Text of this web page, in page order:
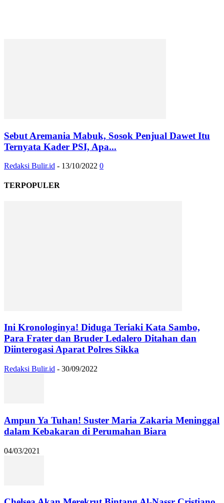
Sebut Aremania Mabuk, Sosok Penjual Dawet Itu
Ternyata Kader PSI, Apa...
Redaksi Bulir.id - 13/10/2022 0
TERPOPULER
Ini Kronologinya! Diduga Teriaki Kata Sambo,
Para Frater dan Bruder Ledalero Ditahan dan
Diinterogasi Aparat Polres Sikka
Redaksi Bulir.id - 30/09/2022
Ampun Ya Tuhan! Suster Maria Zakaria Meninggal
dalam Kebakaran di Perumahan Biara
04/03/2021